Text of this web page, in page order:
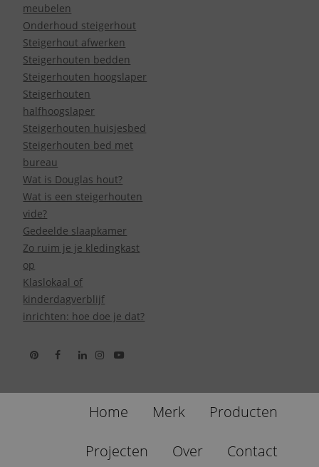
meubelen
Onderhoud steigerhout
Steigerhout afwerken
Steigerhouten bedden
Steigerhouten hoogslaper
Steigerhouten
halfhoogslaper
Steigerhouten huisjesbed
Steigerhouten bed met
bureau
Wat is Douglas hout?
Wat is een steigerhouten
vide?
Gedeelde slaapkamer
Zo ruim je je kledingkast
op
Klaslokaal of
kinderdagverblijf
inrichten: hoe doe je dat?
Home Merk Producten
Projecten Over Contact